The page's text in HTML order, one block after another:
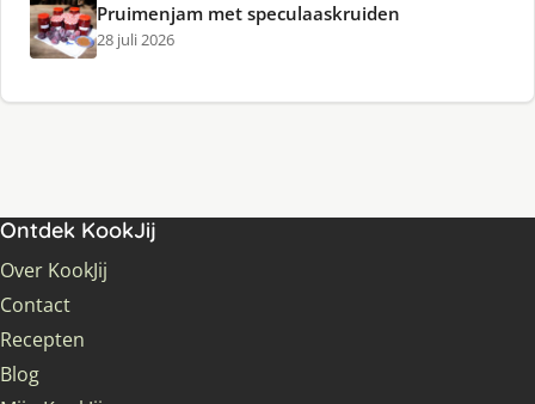
Pruimenjam met speculaaskruiden
28 juli 2026
Ontdek KookJij
Over KookJij
Contact
Recepten
Blog